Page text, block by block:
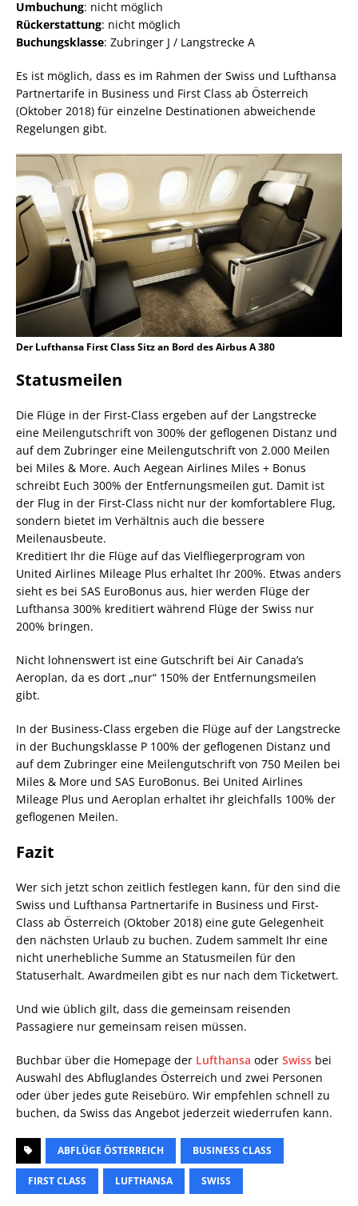
Umbuchung: nicht möglich
Rückerstattung: nicht möglich
Buchungsklasse: Zubringer J / Langstrecke A
Es ist möglich, dass es im Rahmen der Swiss und Lufthansa
Partnertarife in Business und First Class ab Österreich
(Oktober 2018) für einzelne Destinationen abweichende
Regelungen gibt.
Der Lufthansa First Class Sitz an Bord des Airbus A 380
Statusmeilen
Die Flüge in der First-Class ergeben auf der Langstrecke
eine Meilengutschrift von 300% der geflogenen Distanz und
auf dem Zubringer eine Meilengutschrift von 2.000 Meilen
bei Miles & More. Auch Aegean Airlines Miles + Bonus
schreibt Euch 300% der Entfernungsmeilen gut. Damit ist
der Flug in der First-Class nicht nur der komfortablere Flug,
sondern bietet im Verhältnis auch die bessere
Meilenausbeute.
Kreditiert Ihr die Flüge auf das Vielfliegerprogram von
United Airlines Mileage Plus erhaltet Ihr 200%. Etwas anders
sieht es bei SAS EuroBonus aus, hier werden Flüge der
Lufthansa 300% kreditiert während Flüge der Swiss nur
200% bringen.
Nicht lohnenswert ist eine Gutschrift bei Air Canada’s
Aeroplan, da es dort „nur“ 150% der Entfernungsmeilen
gibt.
In der Business-Class ergeben die Flüge auf der Langstrecke
in der Buchungsklasse P 100% der geflogenen Distanz und
auf dem Zubringer eine Meilengutschrift von 750 Meilen bei
Miles & More und SAS EuroBonus. Bei United Airlines
Mileage Plus und Aeroplan erhaltet ihr gleichfalls 100% der
geflogenen Meilen.
Fazit
Wer sich jetzt schon zeitlich festlegen kann, für den sind die
Swiss und Lufthansa Partnertarife in Business und First-
Class ab Österreich (Oktober 2018) eine gute Gelegenheit
den nächsten Urlaub zu buchen. Zudem sammelt Ihr eine
nicht unerhebliche Summe an Statusmeilen für den
Statuserhalt. Awardmeilen gibt es nur nach dem Ticketwert.
Und wie üblich gilt, dass die gemeinsam reisenden
Passagiere nur gemeinsam reisen müssen.
Buchbar über die Homepage der Lufthansa oder Swiss bei
Auswahl des Abfluglandes Österreich und zwei Personen
oder über jedes gute Reisebüro. Wir empfehlen schnell zu
buchen, da Swiss das Angebot jederzeit wiederrufen kann.
ABFLÜGE ÖSTERREICH BUSINESS CLASS
FIRST CLASS LUFTHANSA SWISS